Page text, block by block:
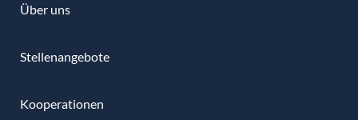
Über uns
Stellenangebote
Kooperationen